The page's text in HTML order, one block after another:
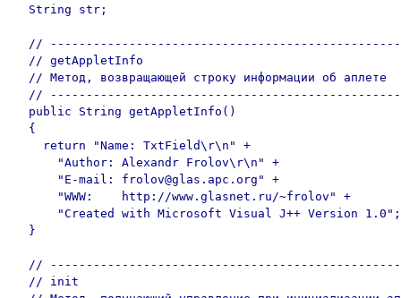
  String str;
//
  // getAppletInfo
  // Метод, возвращающей строку информации об аплете
//
  public String getAppletInfo()
  {
    return "Name: TxtField\r\n" +
      "Author: Alexandr Frolov\r\n" +
      "E-mail: frolov@glas.apc.org" +
      "WWW:    http://www.glasnet.ru/~frolov" +
      "Created with Microsoft Visual J++ Version 1.0";
  }
//
  // init